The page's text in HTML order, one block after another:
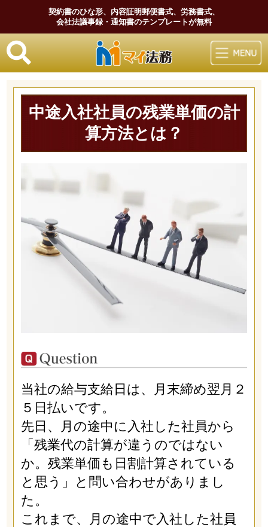
契約書のひな形、内容証明郵便書式、労務書式、
会社法議事録・通知書のテンプレートが無料
マイ法務
中途入社社員の残業単価の計
算方法とは？
当社の給与支給日は、月末締め翌月２
５日払いです。
先日、月の途中に入社した社員から
「残業代の計算が違うのではない
か。残業単価も日割計算されている
と思う」と問い合わせがありまし
た。
これまで、月の途中で入社した社員